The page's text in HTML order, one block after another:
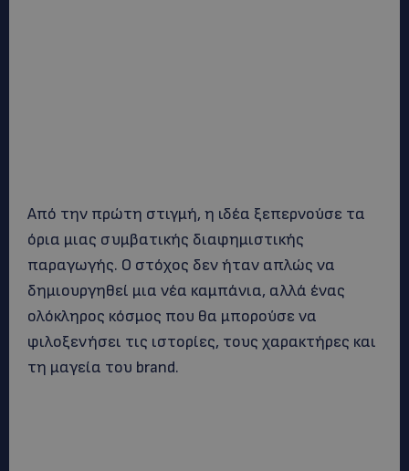
Από την πρώτη στιγμή, η ιδέα ξεπερνούσε τα
όρια μιας συμβατικής διαφημιστικής
παραγωγής. Ο στόχος δεν ήταν απλώς να
δημιουργηθεί μια νέα καμπάνια, αλλά ένας
ολόκληρος κόσμος που θα μπορούσε να
φιλοξενήσει τις ιστορίες, τους χαρακτήρες και
τη μαγεία του brand.